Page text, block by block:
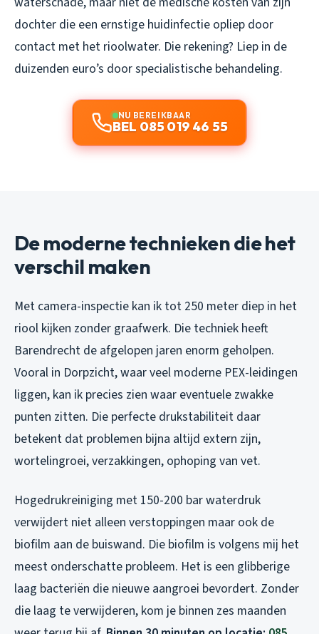
dochter die een ernstige huidinfectie opliep door
contact met het rioolwater. Die rekening? Liep in de
duizenden euro’s door specialistische behandeling.
NU BEREIKBAAR
BEL 085 019 46 55
De moderne technieken die het
verschil maken
Met camera-inspectie kan ik tot 250 meter diep in het
riool kijken zonder graafwerk. Die techniek heeft
Barendrecht de afgelopen jaren enorm geholpen.
Vooral in Dorpzicht, waar veel moderne PEX-leidingen
liggen, kan ik precies zien waar eventuele zwakke
punten zitten. Die perfecte drukstabiliteit daar
betekent dat problemen bijna altijd extern zijn,
wortelingroei, verzakkingen, ophoping van vet.
Hogedrukreiniging met 150-200 bar waterdruk
verwijdert niet alleen verstoppingen maar ook de
biofilm aan de buiswand. Die biofilm is volgens mij het
meest onderschatte probleem. Het is een glibberige
laag bacteriën die nieuwe aangroei bevordert. Zonder
die laag te verwijderen, kom je binnen zes maanden